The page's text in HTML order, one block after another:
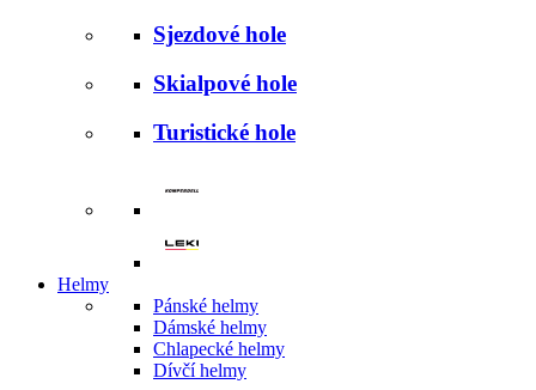
Sjezdové hole
Skialpové hole
Turistické hole
Helmy
Pánské helmy
Dámské helmy
Chlapecké helmy
Dívčí helmy